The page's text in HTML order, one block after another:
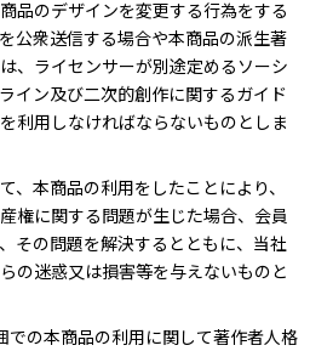
品のデザインを変更する行為をする
公衆送信する場合や本商品の派生著
、ライセンサーが別途定めるソーシ
イン及び二次的創作に関するガイド
利用しなければならないものとしま
、本商品の利用をしたことにより、
権に関する問題が生じた場合、会員
その問題を解決するとともに、当社
の迷惑又は損害等を与えないものと
での本商品の利用に関して著作者人格